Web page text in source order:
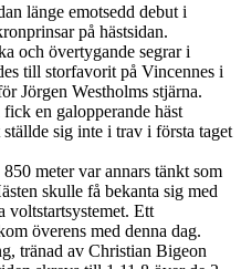
länge emotsedd debut i
på hästsidan.
och övertygande segrar i
till storfavorit på Vincennes i
Jörgen Westholms stjärna.
en galopperande häst
sig inte i trav i första taget
meter var annars tänkt som
skulle få bekanta sig med
voltstartsystemet. Ett
överens med denna dag.
tränad av Christian Bigeon